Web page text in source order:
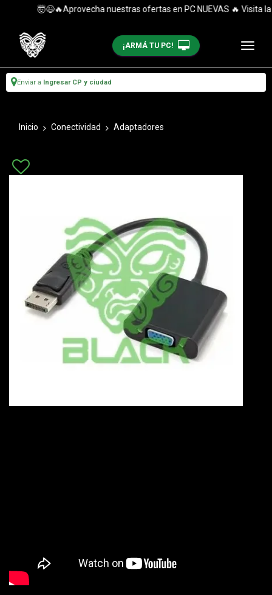
🤯😉🔥Aprovecha nuestras ofertas en PC NUEVAS 🔥 Visita
¡ARMÁ TU PC!
Enviar a Ingresar CP y ciudad
Inicio Conectividad Adaptadores